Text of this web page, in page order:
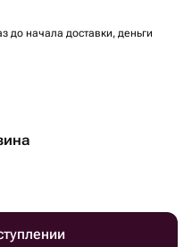
до начала доставки, деньги